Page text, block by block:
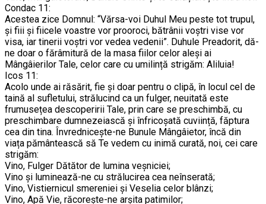
Condac 11:
Acestea zice Domnul: “Vărsa-voi Duhul Meu peste tot trupul,
și fiii și fiicele voastre vor prooroci, bătrânii voștri vise vor
visa, iar tinerii voștri vor vedea vedenii”. Duhule Preadorit, dă-
ne doar o fărâmitură de la masa fiilor celor aleși ai
Mângâierilor Tale, celor care cu umilință strigăm: Aliluia!
Icos 11:
Acolo unde ai răsărit, fie și doar pentru o clipă, în locul cel de
taină al sufletului, strălucind ca un fulger, neuitată este
frumusețea descoperirii Tale, prin care se preschimbă, cu
preschimbare dumnezeiască și înfricoșată cuviință, făptura
cea din tina. Învrednicește-ne Bunule Mângâietor, încă din
viața pământească să Te vedem cu inimă curată, noi, cei care
strigăm:
Vino, Fulger Dătător de lumina veșniciei;
Vino și luminează-ne cu strălucirea cea neînserată;
Vino, Vistiernicul smereniei și Veselia celor blânzi;
Vino, Apă Vie, răcorește-ne arșita patimilor;